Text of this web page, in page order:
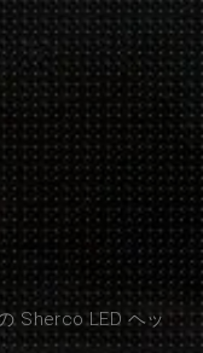
Sherco LED ヘッ